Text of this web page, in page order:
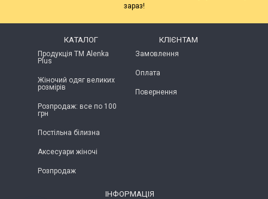
зараз!
КАТАЛОГ
Продукція ТМ Alenka
Plus
Жіночий одяг великих
розмірів
Розпродаж: все по 100
грн
Постільна білизна
Аксесуари жіночі
Розпродаж
КЛІЄНТАМ
Замовлення
Оплата
Повернення
ІНФОРМАЦІЯ